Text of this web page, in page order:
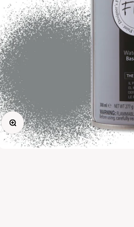
Ingrandisci immagine